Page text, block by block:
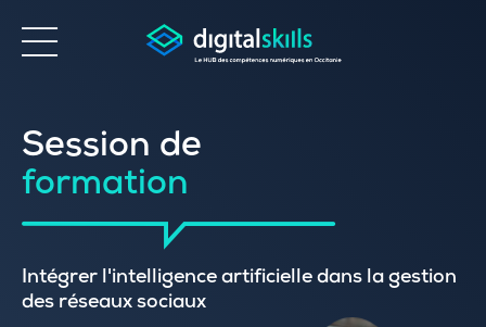
Accessibilité
Session de
formation
Intégrer l'intelligence artificielle dans la gestion
des réseaux sociaux